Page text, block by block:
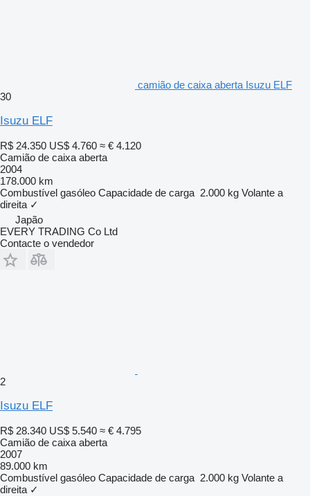
camião de caixa aberta Isuzu ELF
30
Isuzu ELF
R$ 24.350 US$ 4.760 ≈ € 4.120
Camião de caixa aberta
2004
178.000 km
Combustível gasóleo Capacidade de carga 2.000 kg Volante a
direita ✓
Japão
EVERY TRADING Co Ltd
Contacte o vendedor
2
Isuzu ELF
R$ 28.340 US$ 5.540 ≈ € 4.795
Camião de caixa aberta
2007
89.000 km
Combustível gasóleo Capacidade de carga 2.000 kg Volante a
direita ✓